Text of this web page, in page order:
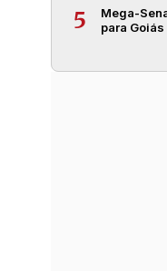
5
Mega-
para Goiás